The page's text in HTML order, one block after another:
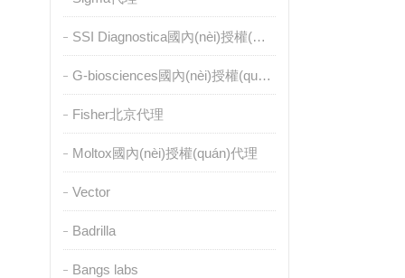
SSI Diagnostica國內(nèi)授權(quán)代理
G-biosciences國內(nèi)授權(quán)代理
Fisher北京代理
Moltox國內(nèi)授權(quán)代理
Vector
Badrilla
Bangs labs